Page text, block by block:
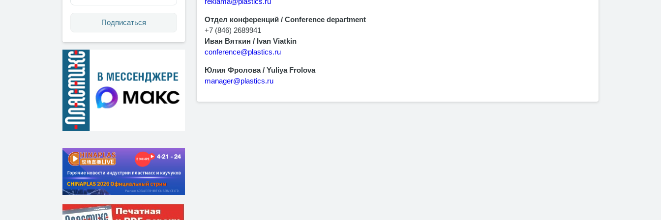
Подписаться
Отдел конференций / Conference department
+7 (846) 2689941
Иван Вяткин / Ivan Viatkin
conference@plastics.ru
Юлия Фролова / Yuliya Frolova
manager@plastics.ru